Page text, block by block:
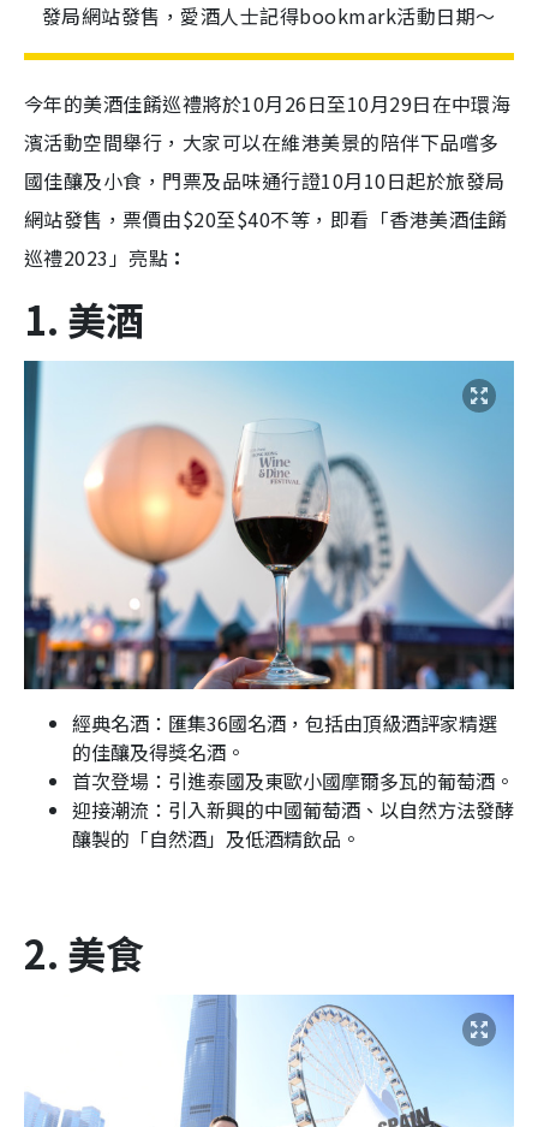
發局網站發售，愛酒人士記得bookmark活動日期～
今年的美酒佳餚巡禮將於10月26日至10月29日在中環海
濱活動空間舉行，大家可以在維港美景的陪伴下品嚐多
國佳釀及小食，門票及品味通行證10月10日起於旅發局
網站發售，票價由$20至$40不等，即看「香港美酒佳餚
巡禮2023」亮點 ：
1. 美酒
經典名酒：匯集36國名酒，包括由頂級酒評家精選
的佳釀及得獎名酒。
首次登場：引進泰國及東歐小國摩爾多瓦的葡萄酒。
迎接潮流：引入新興的中國葡萄酒、以自然方法發酵
釀製的「自然酒」及低酒精飲品。
2. 美食